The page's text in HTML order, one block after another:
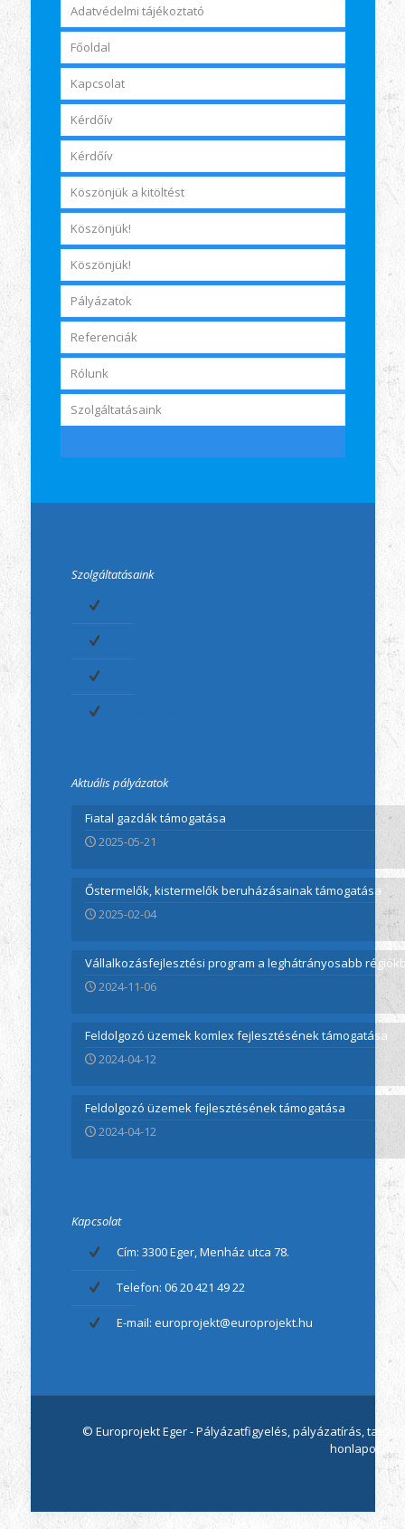
Adatvédelmi tájékoztató
Főoldal
Kapcsolat
Kérdőív
Kérdőív
Köszönjük a kitöltést
Köszönjük!
Köszönjük!
Pályázatok
Referenciák
Rólunk
Szolgáltatásaink
Szolgáltatásaink
Aktuális pályázatok
Fiatal gazdák támogatása
2025-05-21
Őstermelők, kistermelők beruházásainak támogatása
2025-02-04
Vállalkozásfejlesztési program a leghátrányosabb
2024-11-06
Feldolgozó üzemek komlex fejlesztésének támogatása
2024-04-12
Feldolgozó üzemek fejlesztésének támogatása
2024-04-12
Kapcsolat
Cím: 3300 Eger, Menház utca 78.
Telefon: 06 20 421 49 22
E-mail: europrojekt@europrojekt.hu
© Europrojekt Eger - Pályázatfigyelés, pályázatírás,
honlapot